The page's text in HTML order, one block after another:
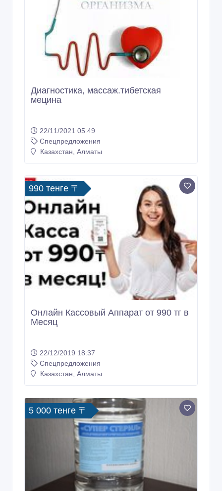
Диагностика, массаж.тибетская
мецина
22/11/2021 05:49
Спецпредложения
Казахстан, Алматы
990 тенге 〒
Онлайн Кассовый Аппарат от 990 тг в
Месяц
22/12/2019 18:37
Спецпредложения
Казахстан, Алматы
5 000 тенге 〒